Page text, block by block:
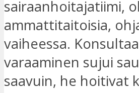
sairaanhoitajatiimi,
ammattitaitoisia,
vaiheessa.
varaaminen sujui
saavuin, he hoitivat